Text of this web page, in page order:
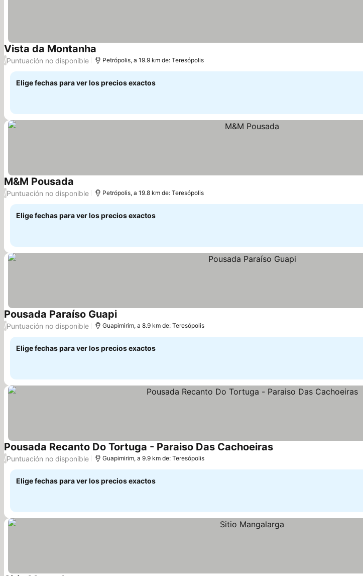
Vista da Montanha
/Puntuación no disponible Petrópolis, a 19.9 km de: Teresópolis
Elige fechas para ver los precios exactos
M&M Pousada
/Puntuación no disponible Petrópolis, a 19.8 km de: Teresópolis
Elige fechas para ver los precios exactos
Pousada Paraíso Guapi
/Puntuación no disponible Guapimirim, a 8.9 km de: Teresópolis
Elige fechas para ver los precios exactos
Pousada Recanto Do Tortuga - Paraiso Das Cachoeiras
/Puntuación no disponible Guapimirim, a 9.9 km de: Teresópolis
Elige fechas para ver los precios exactos